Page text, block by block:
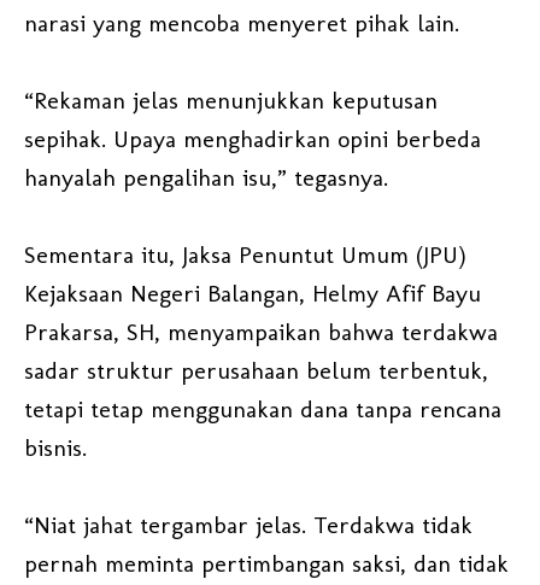
narasi yang mencoba menyeret pihak lain.
“Rekaman jelas menunjukkan keputusan
sepihak. Upaya menghadirkan opini berbeda
hanyalah pengalihan isu,” tegasnya.
Sementara itu, Jaksa Penuntut Umum (JPU)
Kejaksaan Negeri Balangan, Helmy Afif Bayu
Prakarsa, SH, menyampaikan bahwa terdakwa
sadar struktur perusahaan belum terbentuk,
tetapi tetap menggunakan dana tanpa rencana
bisnis.
“Niat jahat tergambar jelas. Terdakwa tidak
pernah meminta pertimbangan saksi, dan tidak